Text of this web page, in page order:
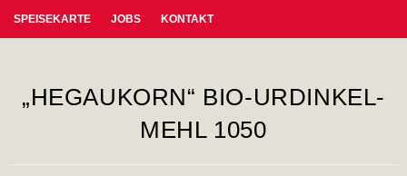
SPEISEKARTE JOBS KONTAKT
„HEGAUKORN“ BIO-URDINKEL-
MEHL 1050